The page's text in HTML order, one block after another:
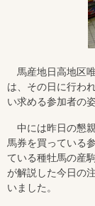
馬産地日高地区
は、その日に行わ
い求める参加者の
中には昨日の懇
馬券を買っている
ている種牡馬の産
が解説した今日の
いました。